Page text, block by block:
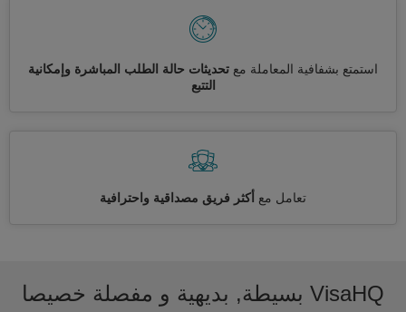
استمتع بشفافية المعاملة مع تحديثات حالة الطلب المباشرة وإمكانية
التتبع
تعامل مع أكثر فريق مصداقية واحترافية
VisaHQ بسيطة, بديهية و مفصلة خصيصا